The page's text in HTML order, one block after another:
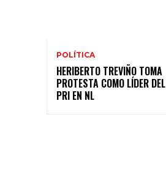
POLÍTICA
HERIBERTO TREVIÑO TOMA
PROTESTA COMO LÍDER DEL
PRI EN NL